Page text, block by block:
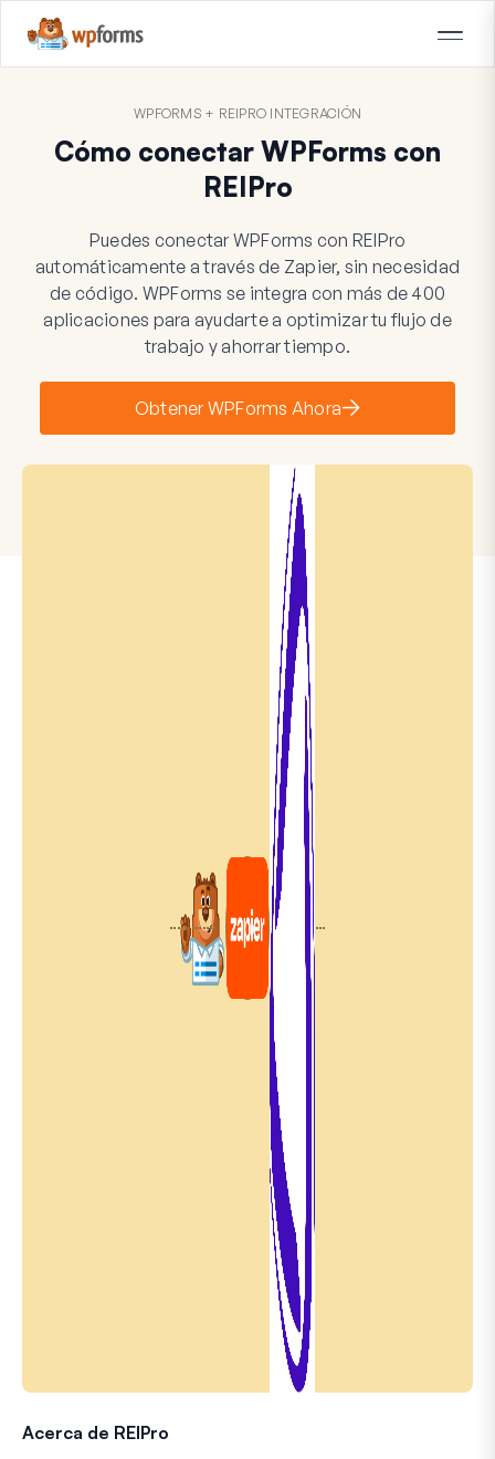
WPFORMS + REIPRO INTEGRACIÓN
Cómo conectar WPForms con
REIPro
Puedes conectar WPForms con REIPro
automáticamente a través de Zapier, sin necesidad
de código. WPForms se integra con más de 400
aplicaciones para ayudarte a optimizar tu flujo de
trabajo y ahorrar tiempo.
Obtener WPForms Ahora
Acerca de REIPro